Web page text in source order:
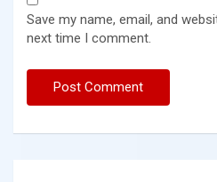
Save my name, email, and
next time I comment.